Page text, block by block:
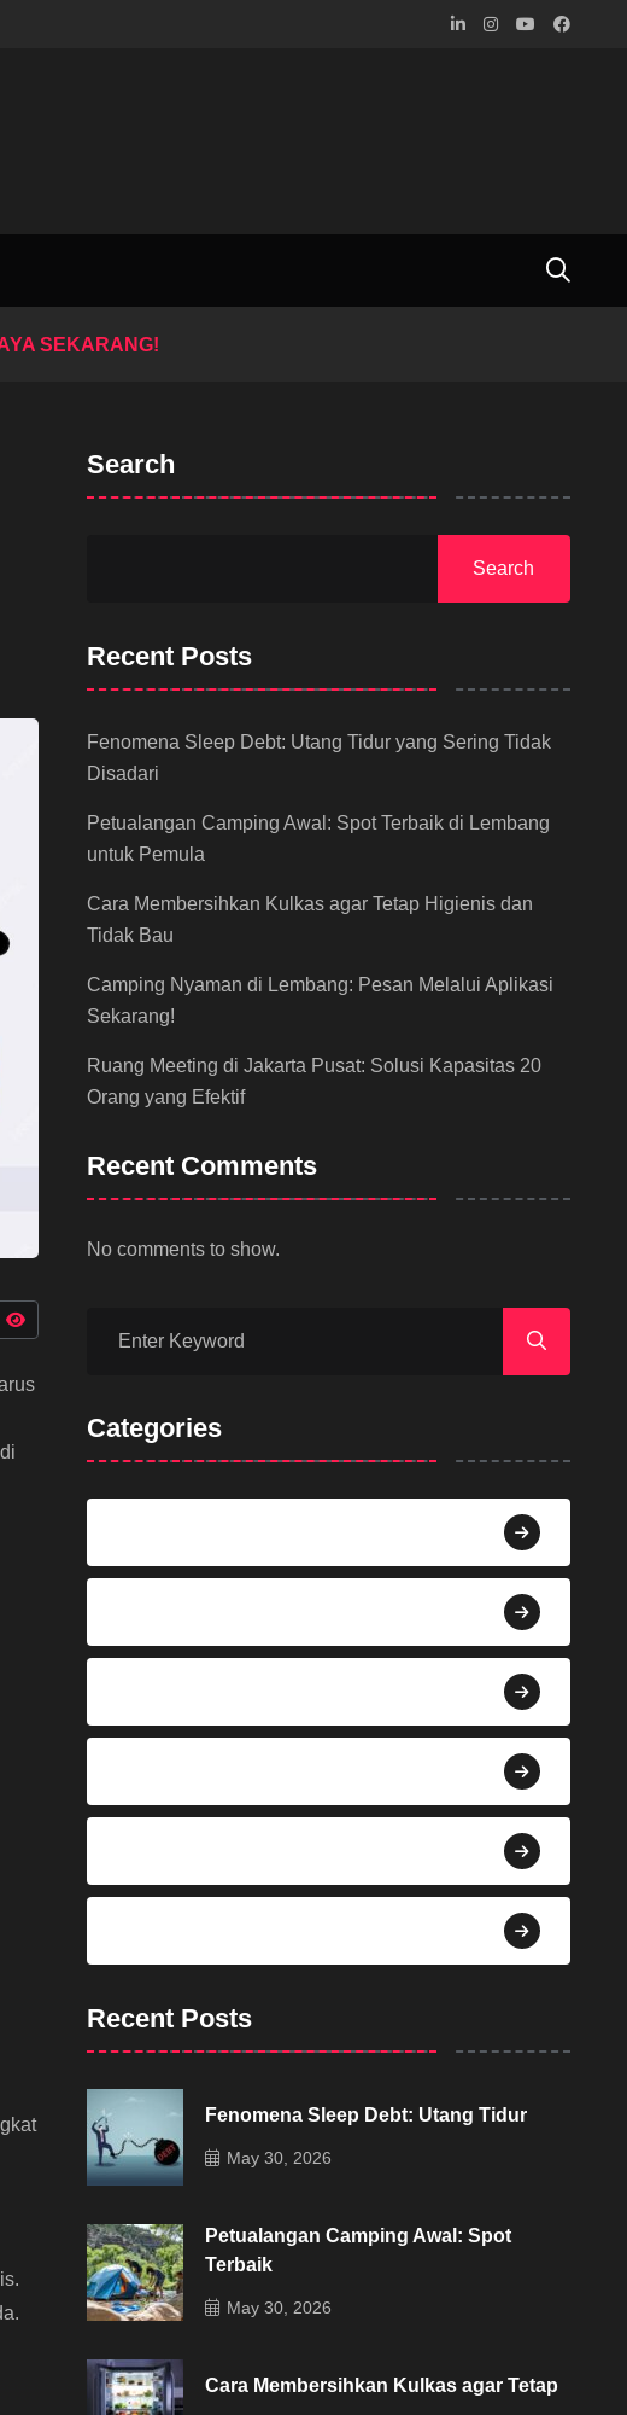
SEKARANG!
Search
Search
Recent Posts
Fenomena Sleep Debt: Utang Tidur yang Sering Tidak
Disadari
Petualangan Camping Awal: Spot Terbaik di Lembang
untuk Pemula
Cara Membersihkan Kulkas agar Tetap Higienis dan
Tidak Bau
Camping Nyaman di Lembang: Pesan Melalui Aplikasi
Sekarang!
Ruang Meeting di Jakarta Pusat: Solusi Kapasitas 20
Orang yang Efektif
Recent Comments
No comments to show.
Categories
Recent Posts
Fenomena Sleep Debt: Utang Tidur
May 30, 2026
Petualangan Camping Awal: Spot
Terbaik
May 30, 2026
Cara Membersihkan Kulkas agar Tetap